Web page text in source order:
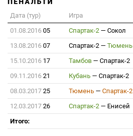
Дата (тур) Игра
01.08.2016 05 Спартак-2 — Сокол
13.08.2016 07 Спартак-2 — Тюмень
15.10.2016 17 Тамбов — Спартак-2
09.11.2016 21 Кубань — Спартак-2
08.03.2017 25 Тюмень — Спартак-2
12.03.2017 26 Спартак-2 — Енисей
Итого: